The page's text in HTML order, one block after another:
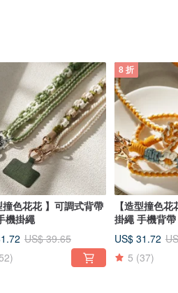
撞色花花 】可調式背帶
機掛繩
US$ 39.65
8 折
【造型撞色
掛繩 手機背帶
US$ 31.72
5 (37)